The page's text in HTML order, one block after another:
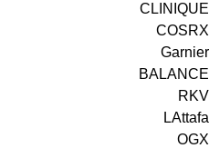
CLINIQUE
COSRX
Garnier
BALANCE
RKV
LAttafa
OGX